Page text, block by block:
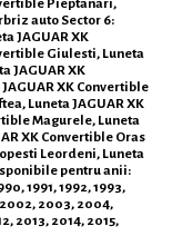
Pieptanari,
auto Sector 6:
JAGUAR XK
Giulesti, Luneta
JAGUAR XK
XK Convertible
Luneta JAGUAR XK
Magurele, Luneta
XK Convertible Oras
Leordeni, Luneta
pentru anii:
1991, 1992, 1993,
2002, 2003, 2004,
2013, 2014, 2015,